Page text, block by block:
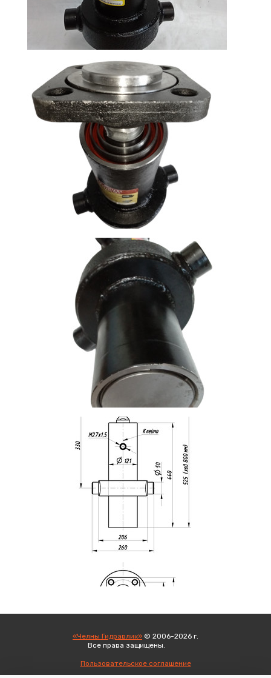
«Челны Гидравлик» © 2006-2026 г.
Все права защищены.
Пользовательское соглашение